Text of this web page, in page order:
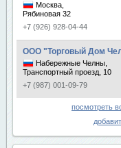
Москва,
Рябиновая 32
+7 (926) 928-04-44
ООО "Торговый Дом
Набережные Челны,
Транспортный проезд, 10
+7 (987) 001-09-79
посмотреть